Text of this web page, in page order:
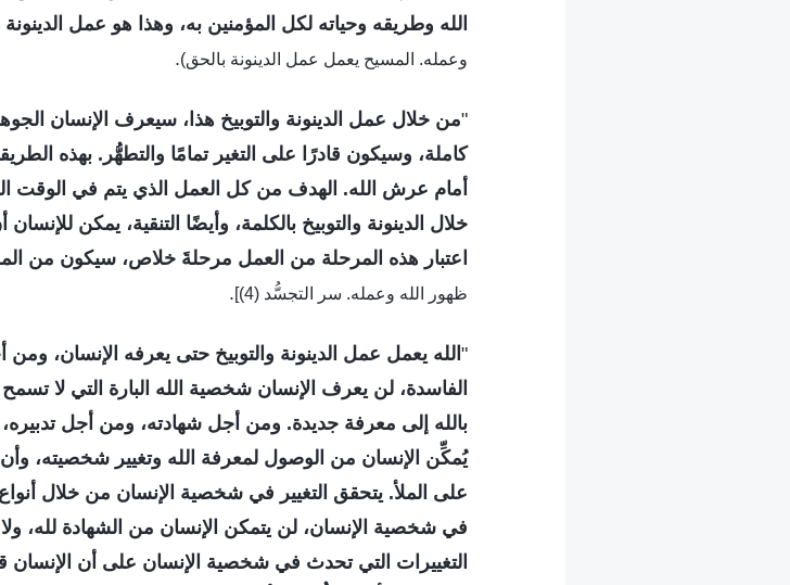
الله وطريقه وحياته لكل المؤمنين به، وهذا هو عمل الدينونة
وعمله. المسيح يعمل عمل الدينونة بالحق).
"من خلال عمل الدينونة والتوبيخ هذا، سيعرف الإنسان
كاملة، وسيكون قادرًا على التغير تمامًا والتطهُّر. بهذه
أمام عرش الله. الهدف من كل العمل الذي يتم في الوقت
خلال الدينونة والتوبيخ بالكلمة، وأيضًا التنقية، يمكن
اعتبار هذه المرحلة من العمل مرحلةَ خلاص، سيكون من
ظهور الله وعمله. سر التجسُّد (4)]
.
" الله يعمل عمل الدينونة والتوبيخ حتى يعرفه الإنسان،
الفاسدة، لن يعرف الإنسان شخصية الله البارة التي لا
بالله إلى معرفة جديدة. ومن أجل شهادته، ومن أجل تدبيره،
يُمكِّن الإنسان من الوصول لمعرفة الله وتغيير شخصيته،
على الملأ. يتحقق التغيير في شخصية الإنسان من خلال
في شخصية الإنسان، لن يتمكن الإنسان من الشهادة لله،
التغييرات التي تحدث في شخصية الإنسان على أن